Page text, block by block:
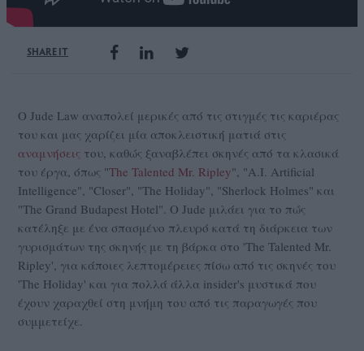
SHARE IT
Ο Jude Law αναπολεί μερικές από τις στιγμές τις καριέρας
του και μας χαρίζει μία αποκλειστική ματιά στις
αναμνήσεις του, καθώς ξαναβλέπει σκηνές από τα κλασικά
του έργα, όπως "The Talented Mr. Ripley", "A.I. Artificial
Intelligence", "Closer", "The Holiday", "Sherlock Holmes" και
"The Grand Budapest Hotel". Ο Jude μιλάει για το πώς
κατέληξε με ένα σπασμένο πλευρό κατά τη διάρκεια των
γυρισμάτων της σκηνής με τη βάρκα στο 'The Talented Mr.
Ripley', για κάποιες λεπτομέρειες πίσω από τις σκηνές του
'The Holiday' και για πολλά άλλα insider's μυστικά που
έχουν χαραχθεί στη μνήμη του από τις παραγωγές που
συμμετείχε.